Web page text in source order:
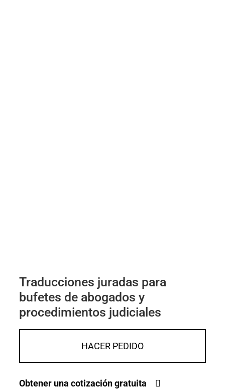
Traducciones juradas para
bufetes de abogados y
procedimientos judiciales
HACER PEDIDO
Obtener una cotización gratuita